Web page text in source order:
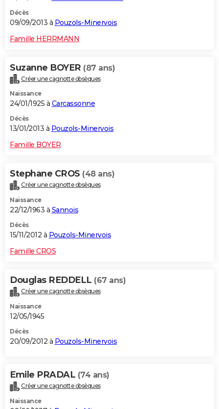
Décès
09/09/2013 à Pouzols-Minervois
Famille HERRMANN
Suzanne BOYER (87 ans)
Créer une cagnotte obsèques
Naissance
24/01/1925 à Carcassonne
Décès
13/01/2013 à Pouzols-Minervois
Famille BOYER
Stephane CROS (48 ans)
Créer une cagnotte obsèques
Naissance
22/12/1963 à Sannois
Décès
15/11/2012 à Pouzols-Minervois
Famille CROS
Douglas REDDELL (67 ans)
Créer une cagnotte obsèques
Naissance
12/05/1945
Décès
20/09/2012 à Pouzols-Minervois
Emile PRADAL (74 ans)
Créer une cagnotte obsèques
Naissance